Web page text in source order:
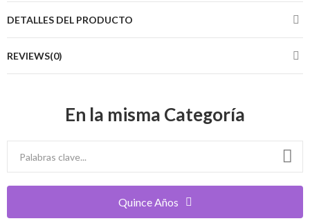
DETALLES DEL PRODUCTO
REVIEWS(0)
En la misma Categoría
Quince Años